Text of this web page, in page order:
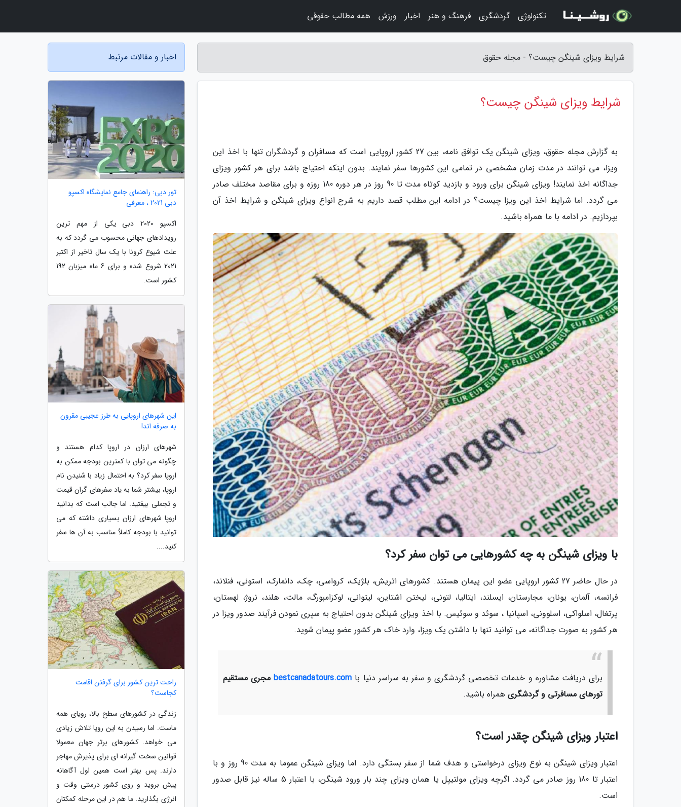
شرایط ویزای شینگن چیست؟ - مجله حقوق
شرایط ویزای شینگن چیست؟
به گزارش مجله حقوق، ویزای شینگن یک توافق نامه، بین 27 کشور اروپایی است که مسافران و گردشگران تنها با اخذ این
ویزا، می توانند در مدت زمان مشخصی در تمامی این کشورها سفر نمایند. بدون اینکه احتیاج باشد برای هر کشور ویزای
جداگانه اخذ نمایند! ویزای شینگن برای ورود و بازدید کوتاه مدت تا 90 روز در هر دوره 180 روزه و برای مقاصد مختلف صادر
می گردد. اما شرایط اخذ این ویزا چیست؟ در ادامه این مطلب قصد داریم به شرح انواع ویزای شینگن و شرایط اخذ آن
بپردازیم. در ادامه با ما همراه باشید.
با ویزای شینگن به چه کشورهایی می توان سفر کرد؟
در حال حاضر 27 کشور اروپایی عضو این پیمان هستند. کشورهای اتریش، بلژیک، کرواسی، چک، دانمارک، استونی، فنلاند،
فرانسه، آلمان، یونان، مجارستان، ایسلند، ایتالیا، لتونی، لیختن اشتاین، لیتوانی، لوکزامبورگ، مالت، هلند، نروژ، لهستان،
پرتغال، اسلواکی، اسلوونی، اسپانیا ، سوئد و سوئیس. با اخذ ویزای شینگن بدون احتیاج به سپری نمودن فرآیند صدور ویزا در
هر کشور به صورت جداگانه، می توانید تنها با داشتن یک ویزا، وارد خاک هر کشور عضو پیمان شوید.
برای دریافت مشاوره و خدمات تخصصی گردشگری و سفر به سراسر دنیا با bestcanadatours.com مجری مستقیم
تورهای مسافرتی و گردشگری همراه باشید.
اعتبار ویزای شینگن چقدر است؟
اعتبار ویزای شینگن به نوع ویزای درخواستی و هدف شما از سفر بستگی دارد. اما ویزای شینگن عموما به مدت 90 روز و با
اعتبار تا 180 روز صادر می گردد. اگرچه ویزای مولتیپل یا همان ویزای چند بار ورود شینگن، با اعتبار 5 ساله نیز قابل صدور
است.
اخبار و مقالات مرتبط
تور دبی: راهنمای جامع نمایشگاه اکسپو
دبی 2021 ، معرفی
اکسپو 2020 دبی یکی از مهم ترین
رویدادهای جهانی محسوب می گردد که به
علت شیوع کرونا با یک سال تاخیر از اکتبر
2021 شروع شده و برای 6 ماه میزبان 192
کشور است.
این شهرهای اروپایی به طرز عجیبی مقرون
به صرفه اند!
شهرهای ارزان در اروپا کدام هستند و
چگونه می توان با کمترین بودجه ممکن به
اروپا سفر کرد؟ به احتمال زیاد با شنیدن نام
اروپا، بیشتر شما به یاد سفرهای گران قیمت
و تجملی بیفتید. اما جالب است که بدانید
اروپا شهرهای ارزان بسیاری داشته که می
توانید با بودجه کاملاً مناسب به آن ها سفر
کنید....
راحت ترین کشور برای گرفتن اقامت
کجاست؟
زندگی در کشورهای سطح بالا، رویای همه
ماست. اما رسیدن به این رویا تلاش زیادی
می خواهد. کشورهای برتر جهان معمولا
قوانین سخت گیرانه ای برای پذیرش مهاجر
دارند. پس بهتر است همین اول آگاهانه
پیش بروید و روی کشور درستی وقت و
انرژی بگذارید. ما هم در این مرحله کمکتان
تکنولوژی گردشگری فرهنگ و هنر اخبار ورزش همه مطالب حقوقی